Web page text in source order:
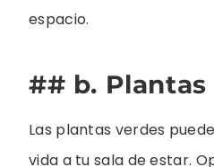
espacio.
## b.
Las plantas verdes
vida a tu sala de estar.